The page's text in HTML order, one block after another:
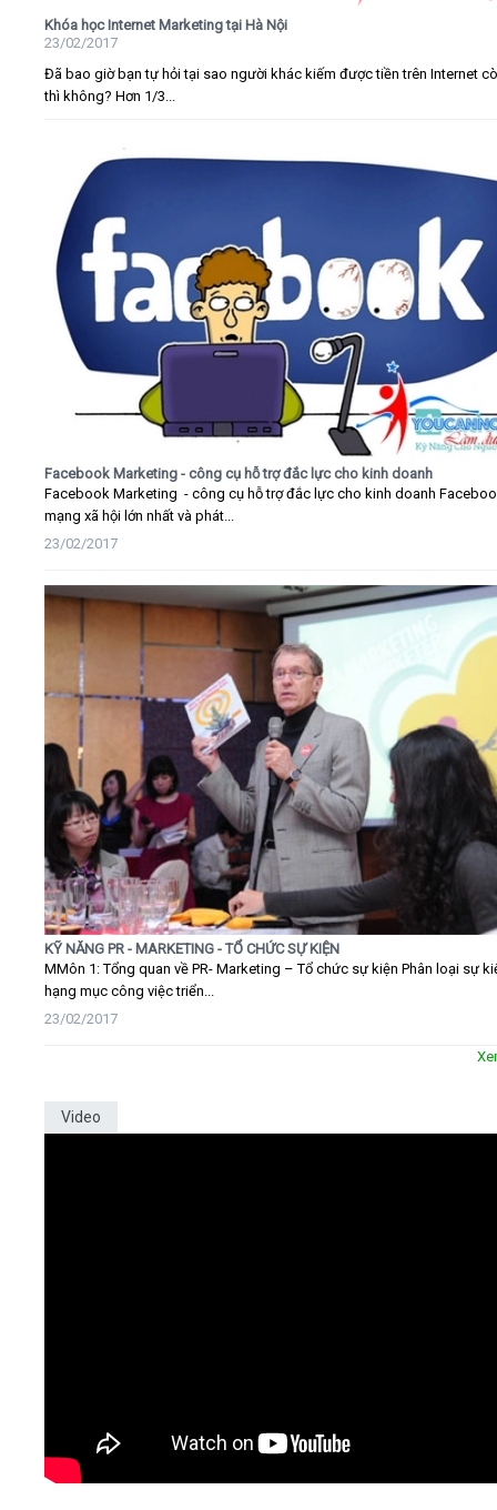
Khóa học Internet Marketing tại Hà Nội
23/02/2017
Đã bao giờ bạn tự hỏi tại sao người khác kiếm được tiền trên Internet
thì không? Hơn 1/3...
Facebook Marketing - công cụ hỗ trợ đắc lực cho kinh doanh
Facebook Marketing - công cụ hỗ trợ đắc lực cho kinh doanh
mạng xã hội lớn nhất và phát...
23/02/2017
KỸ NĂNG PR - MARKETING - TỔ CHỨC SỰ KIỆN
MMôn 1: Tổng quan về PR- Marketing – Tổ chức sự kiện Phân loại sự
hạng mục công việc triển...
23/02/2017
Video